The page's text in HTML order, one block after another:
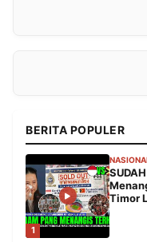
BERITA POPULER
1
Timor